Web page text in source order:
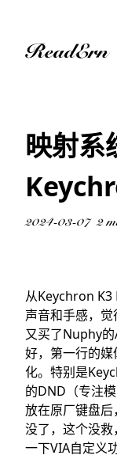
ReadErn
映射系
2024-03-07 2
从Keychron K3
声音和手感，
又买了Nuphy
好，第一行的
化。特别是
的DND（专注
放在原厂键盘
没了，这个没
一下VIA自定义